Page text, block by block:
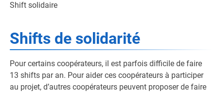
Shift solidaire
Shifts de solidarité
Pour certains coopérateurs, il est parfois difficile de faire
13 shifts par an. Pour aider ces coopérateurs à participer
au projet, d’autres coopérateurs peuvent proposer de faire